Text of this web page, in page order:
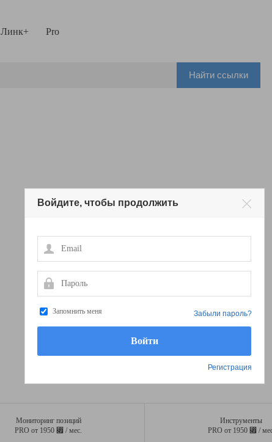
Линк+ Pro
Найти ссылки
Мониторинг позиций
PRO от 1950 ⃏ / мес.
Инструменты
PRO от 1950 ⃏ /
Войдите, чтобы продолжить
Email
Пароль
Запомнить меня
Регистрация
Забыли пароль?